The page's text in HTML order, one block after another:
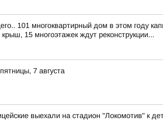
101 многоквартирный дом в этом году
15 многоэтажек ждут реконструкции...
7 августа
выехали на стадион "Локомотив" к